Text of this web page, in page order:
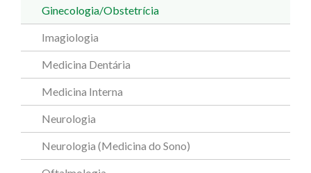
Ginecologia/Obstetrícia
Imagiologia
Medicina Dentária
Medicina Interna
Neurologia
Neurologia (Medicina do Sono)